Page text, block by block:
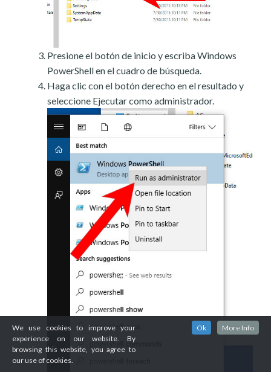
Presione el botón de inicio y escriba Windows
PowerShell en el cuadro de búsqueda.
Haga clic con el botón derecho en el resultado y
seleccione Ejecutar como administrador.
We use cookies to improve your
experience on our website. By
browsing this website, you agree to
our use of cookies.
Ok More Info